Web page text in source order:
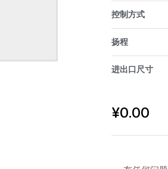
控制方式
扬程
进出口尺寸
¥0.00